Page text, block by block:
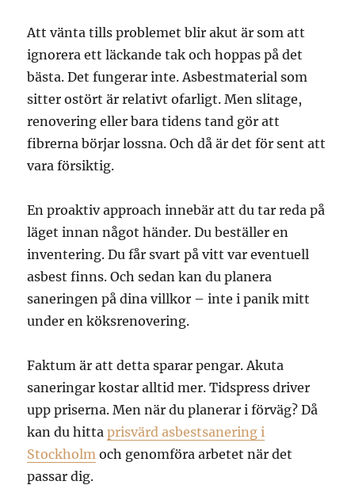
Att vänta tills problemet blir akut är som att
ignorera ett läckande tak och hoppas på det
bästa. Det fungerar inte. Asbestmaterial som
sitter ostört är relativt ofarligt. Men slitage,
renovering eller bara tidens tand gör att
fibrerna börjar lossna. Och då är det för sent att
vara försiktig.
En proaktiv approach innebär att du tar reda på
läget innan något händer. Du beställer en
inventering. Du får svart på vitt var eventuell
asbest finns. Och sedan kan du planera
saneringen på dina villkor – inte i panik mitt
under en köksrenovering.
Faktum är att detta sparar pengar. Akuta
saneringar kostar alltid mer. Tidspress driver
upp priserna. Men när du planerar i förväg? Då
kan du hittaprisvärd asbestsanering i
Stockholm och genomföra arbetet när det
passar dig.